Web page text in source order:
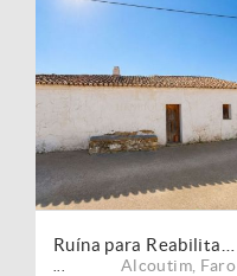
Alcoutim, Faro